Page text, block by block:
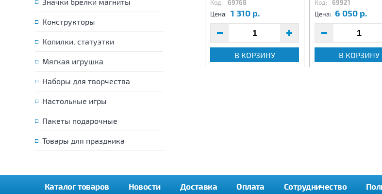
Конструкторы
Копилки, статуэтки
Мягкая игрушка
Наборы для творчества
Настольные игры
Пакеты подарочные
Товары для праздника
73001 Код: 73468 Код: 69768
Цена: 1 310 р.
В КОРЗИНУ
Код: 69921
Цена: 6 050 р.
В КОРЗИНУ
Каталог товаров Новости Доставка Оплата Сотрудничество